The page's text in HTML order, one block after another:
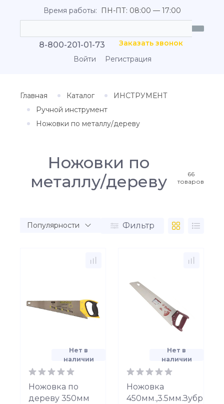
Время работы: ПН-ПТ: 08:00 — 17:00
8-800-201-01-73
Заказать звонок
Войти
Регистрация
Главная Каталог
ИНСТРУМЕНТ
Ручной инструмент
Ножовки по металлу/дереву
Ножовки по
металлу/дереву
66
товаров
Фильтр
Нет в
наличии
Ножовка по
дереву 350мм
Нет в
наличии
Ножовка
450мм.,3.5мм.Зубр